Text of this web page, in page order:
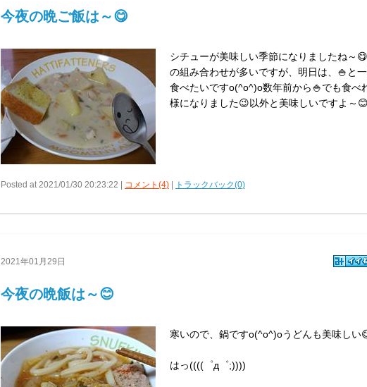
今夜の晩ご飯は～😋
シチューが美味しい季節になりましたね～
の組み合わせが多いですが、明日は、🍚と
食べたいですo(^o^)o数年前から🍚でも食べ
様になりました😉以外と美味しいですよ～😊
Posted at 2021/01/30 20:23:22 | コメント(4) トラックバック(0)
2021年01月29日
今夜の晩飯は～😊
寒いので、鍋ですo(^o^)oうどんも美味しい
はっ((((゜д゜;))))